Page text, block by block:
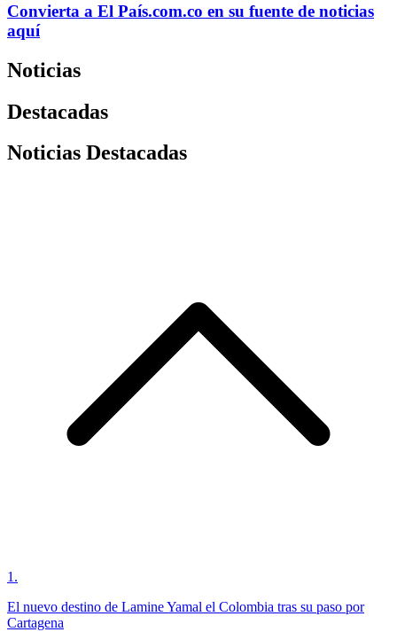
Convierta a El País.com.co en su fuente de noticias
aquí
Noticias
Destacadas
Noticias Destacadas
1 .
El nuevo destino de Lamine Yamal el Colombia tras su paso por
Cartagena